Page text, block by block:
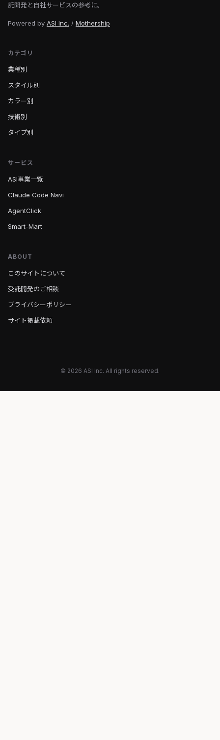
託開発と自社サービスの参考に。
Powered by ASI Inc. / Mothership
カテゴリ
業種別
スタイル別
カラー別
技術別
タイプ別
サービス
ASI事業一覧
Claude Code Navi
AgentClick
Smart-Mart
ABOUT
このサイトについて
受託開発のご相談
プライバシーポリシー
サイト掲載依頼
© 2026 ASI Inc. All rights reserved.